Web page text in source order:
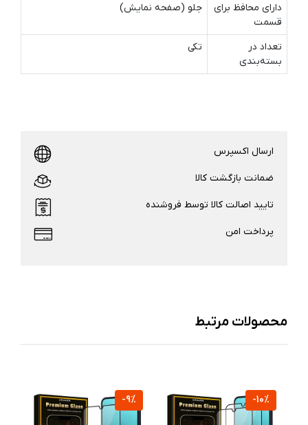
دارای محافظ برای
قسمت
جلو (صفحه نمایش)
تعداد در
بسته‌بندی
تکی
ارسال اکسپرس
ضمانت بازگشت کالا
تایید اصالت کالا توسط فروشنده
پرداخت امن
محصولات مرتبط
-10%
-9%